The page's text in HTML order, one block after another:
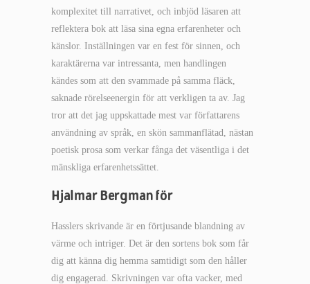
komplexitet till narrativet, och inbjöd läsaren att
reflektera bok att läsa sina egna erfarenheter och
känslor. Inställningen var en fest för sinnen, och
karaktärerna var intressanta, men handlingen
kändes som att den svammade på samma fläck,
saknade rörelseenergin för att verkligen ta av. Jag
tror att det jag uppskattade mest var författarens
användning av språk, en skön sammanflätad, nästan
poetisk prosa som verkar fånga det väsentliga i det
mänskliga erfarenhetssättet.
Hjalmar Bergman för
Hasslers skrivande är en förtjusande blandning av
värme och intriger. Det är den sortens bok som får
dig att känna dig hemma samtidigt som den håller
dig engagerad. Skrivningen var ofta vacker, med